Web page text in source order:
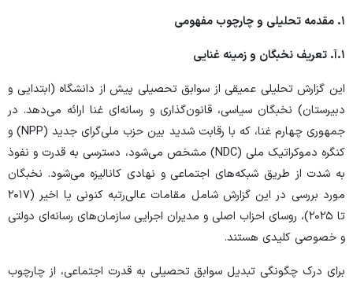
۱. مقدمه تحلیلی و چارچوب مفهومی
۱. آ. تعریف نخبگان و زمینه غنایی
این گزارش تحلیلی عمیقی از سوابق تحصیلی پیش از دانشگاه (ابتدایی و
دبیرستان) نخبگان سیاسی، قانون‌گذاری و رسانه‌ای غنا ارائه می‌دهد. در
جمهوری چهارم غنا، که با رقابت شدید بین حزب ملی‌گرای جدید (NPP) و
کنگره دموکراتیک ملی (NDC) مشخص می‌شود، دسترسی به قدرت و نفوذ
به شدت از طریق شبکه‌های اجتماعی و نهادی کانالیزه می‌شود. نخبگان
مورد بررسی در این گزارش شامل مقامات عالی‌رتبه کنونی یا اخیر (۲۰۱۷
تا ۲۰۲۵)، روسای احزاب اصلی و مدیران اجرایی سازمان‌های رسانه‌ای دولتی
و خصوصی کلیدی هستند.
برای درک چگونگی تبدیل سوابق تحصیلی به قدرت اجتماعی، از چارچوب